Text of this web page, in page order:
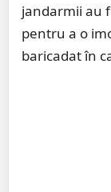
jandarmii au
pentru a o
baricadat în